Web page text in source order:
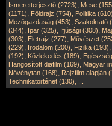
Ismeretterjesztő (2723), Mese
(1171), Földrajz (754), Politika (610)
Mezőgazdaság (453), Szakoktató
(344), Ipar (325), Ifjúsági (308),
(303), Életrajz (277), Művészet
(229), Irodalom (200), Fizika (193),
(192), Közlekedés (189),
Hangosított diafilm (169), Magyar
Növénytan (168), Rajzfilm alapján
Technikatörténet (130),